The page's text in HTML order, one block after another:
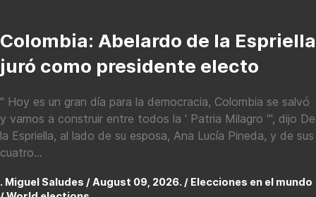
Colombia: Abelardo de la Espriella
juró como presidente electo
" Hoy es un gran día para la democracia, Colombia se salvó
y vamos a construir entre todos la ' Patria Milagro '", dijo De
la Espriella, al lado de su esposa, Ana Lucía Pineda, y de sus
cuatro...
. Miguel Saludes / August 09, 2026. / Elecciones en el mundo